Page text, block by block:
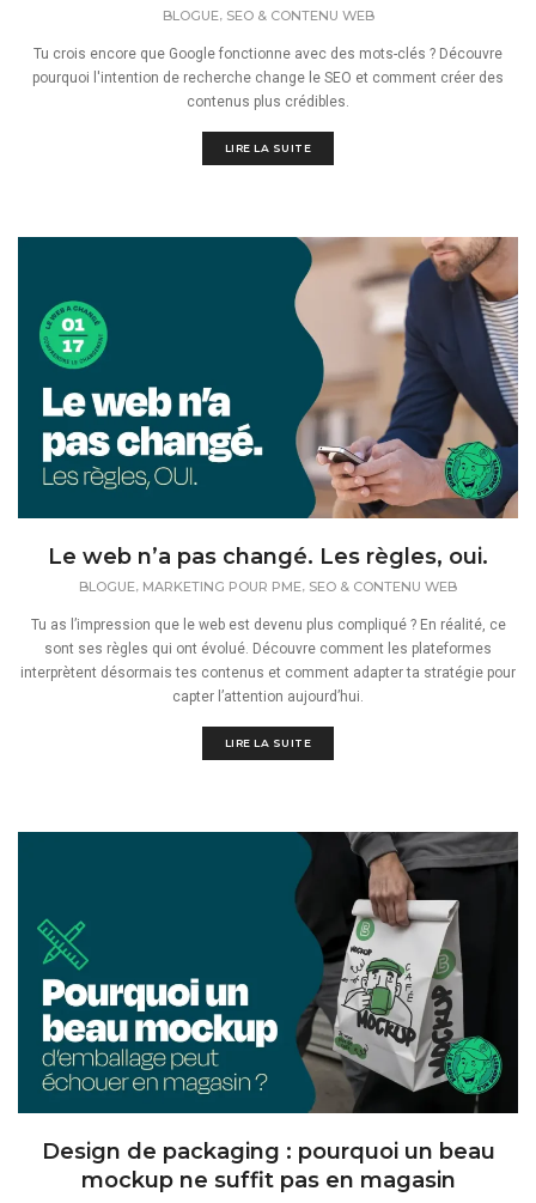
BLOGUE, SEO & CONTENU WEB
Tu crois encore que Google fonctionne avec des mots-clés ? Découvre
pourquoi l'intention de recherche change le SEO et comment créer des
contenus plus crédibles.
LIRE LA SUITE
Le web n’a pas changé. Les règles, oui.
BLOGUE MARKETING POUR PME SEO & CONTENU WEB
Tu as l’impression que le web est devenu plus compliqué ? En réalité, ce
sont ses règles qui ont évolué. Découvre comment les plateformes
interprètent désormais tes contenus et comment adapter ta stratégie pour
capter l’attention aujourd’hui.
LIRE LA SUITE
Design de packaging : pourquoi un beau
mockup ne suffit pas en magasin